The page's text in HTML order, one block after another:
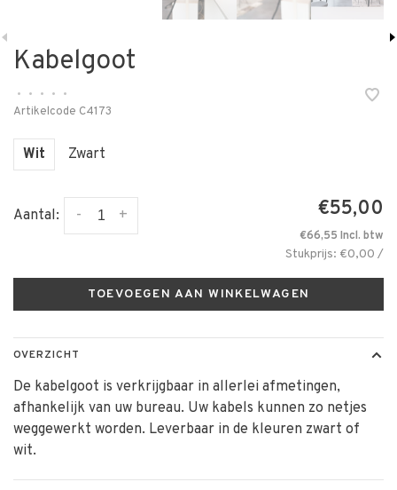
Kabelgoot
• • • •
•
Artikelcode C4173
Wit Zwart
Aantal: +
- €55,00
€66,55 Incl. btw
Stukprijs: €0,00 /
TOEVOEGEN AAN WINKELWAGEN
OVERZICHT
De kabelgoot is verkrijgbaar in allerlei afmetingen,
afhankelijk van uw bureau. Uw kabels kunnen zo netjes
weggewerkt worden. Leverbaar in de kleuren zwart of
wit.